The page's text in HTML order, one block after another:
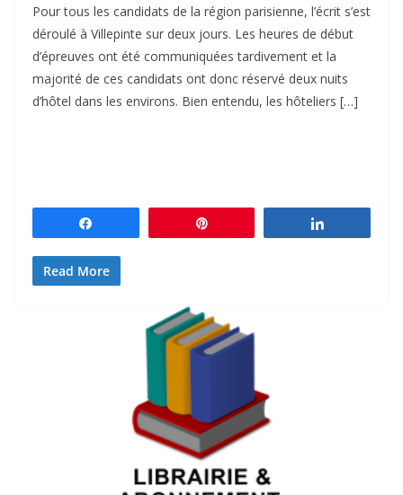
Pour tous les candidats de la région parisienne, l’écrit s’est
déroulé à Villepinte sur deux jours. Les heures de début
d’épreuves ont été communiquées tardivement et la
majorité de ces candidats ont donc réservé deux nuits
d’hôtel dans les environs. Bien entendu, les hôteliers […]
Read More